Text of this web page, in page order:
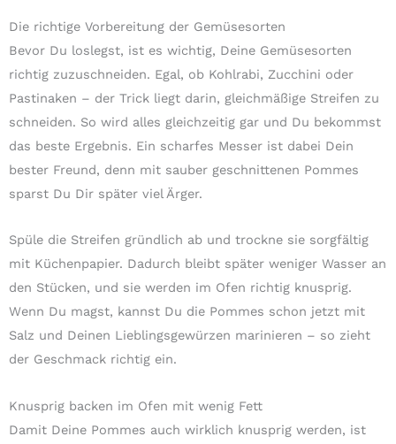
Die richtige Vorbereitung der Gemüsesorten
Bevor Du loslegst, ist es wichtig, Deine Gemüsesorten
richtig zuzuschneiden. Egal, ob Kohlrabi, Zucchini oder
Pastinaken – der Trick liegt darin, gleichmäßige Streifen zu
schneiden. So wird alles gleichzeitig gar und Du bekommst
das beste Ergebnis. Ein scharfes Messer ist dabei Dein
bester Freund, denn mit sauber geschnittenen Pommes
sparst Du Dir später viel Ärger.
Spüle die Streifen gründlich ab und trockne sie sorgfältig
mit Küchenpapier. Dadurch bleibt später weniger Wasser an
den Stücken, und sie werden im Ofen richtig knusprig.
Wenn Du magst, kannst Du die Pommes schon jetzt mit
Salz und Deinen Lieblingsgewürzen marinieren – so zieht
der Geschmack richtig ein.
Knusprig backen im Ofen mit wenig Fett
Damit Deine Pommes auch wirklich knusprig werden, ist